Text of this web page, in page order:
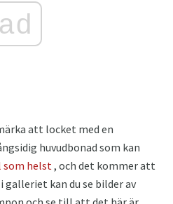
ad
att locket med en
huvudbonad som kan
som helst, och det kommer att
galleriet kan du se bilder av